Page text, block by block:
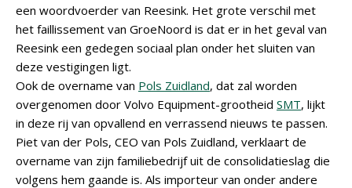
een woordvoerder van Reesink. Het grote verschil met
het faillissement van GroeNoord is dat er in het geval van
Reesink een gedegen sociaal plan onder het sluiten van
deze vestigingen ligt.
Ook de overname van Pols Zuidland, dat zal worden
overgenomen door Volvo Equipment-grootheid SMT, lijkt
in deze rij van opvallend en verrassend nieuws te passen.
Piet van der Pols, CEO van Pols Zuidland, verklaart de
overname van zijn familiebedrijf uit de consolidatieslag die
volgens hem gaande is. Als importeur van onder andere